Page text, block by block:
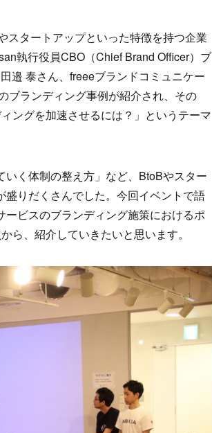
スタートアップといった特徴を持つ企業
執行役員CBO（Chief Brand Officer）ブ
邉 泰さん、freeeブランドコミュニケー
ブランディング事例が紹介され、その
ングを加速させるには？」というテーマ
く体制の整え方」など、BtoBやスター
盛りだくさんでした。今回イベントで語
ビスのブランディング施策におけるポ
ら、紹介していきたいと思います。